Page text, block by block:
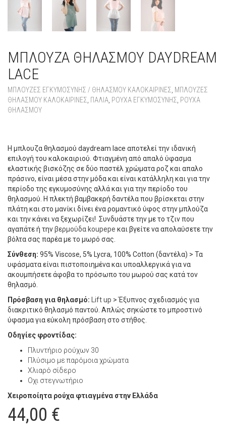
ΜΠΛΟΥΖΑ ΘΗΛΑΣΜΟΎ DAYDREAM
LACE
ΜΠΛΟΎΖΕΣ ΕΓΚΥΜΟΣΎΝΗΣ / ΘΗΛΑΣΜΟΎ ΚΑΛΟΚΑΙΡΙΝΈΣ ΜΠΛΟΎΖΕΣ
ΘΗΛΑΣΜΟΎ ΚΑΛΟΚΑΙΡΙΝΈΣ ΠΑΛΙΆ ΡΟΥΧΑ ΕΓΚΥΜΟΣΥΝΗΣ ΡΟΥΧΑ
ΘΗΛΑΣΜΟΥ
Η μπλουζα θηλασμού daydream lace αποτελεί την ιδανική
επιλογή του καλοκαιριού. Φτιαγμένη από απαλό ύφασμα
ελαστικής βισκόζης σε δύο παστέλ χρώματα ροζ και απαλο
πράσινο, είναι μέσα στην μόδα και είναι κατάλληλη και για την
περίοδο της εγκυμοσύνης αλλά και για την περίοδο του
θηλασμού. Η πλεκτή βαμβακερή δαντέλα που βρίσκεται στην
πλάτη και στο μανίκι δίνει ένα ρομαντικό ύφος στην μπλούζα
και την κάνει να ξεχωρίζει! Συνδυάστε την με το τζιν που
αγαπάτε ή τηνβερμούδα koupepe και βγείτε να απολαύσετε την
βόλτα σας παρέα με το μωρό σας.
Σύνθεση: 95% Viscose, 5% Lycra, 100% Cotton (δαντέλα) > Τα
υφάσματα είναι πιστοποιημένα και υποαλλεργικά για να
ακουμπήσετε άφοβα το πρόσωπο του μωρού σας κατά τον
θηλασμό.
Πρόσβαση για θηλασμό:
Lift up > Έξυπνος σχεδιασμός για
διακριτικό θηλασμό παντού. Απλώς σηκώστε το μπροστινό
ύφασμα για εύκολη πρόσβαση στο στήθος.
Οδηγίες φροντίδας:
Πλυντήριο ρούχων 30
Πλύσιμο με παρόμοια χρώματα
Χλιαρό σίδερο
Oχι στεγνωτήριο
Χειροποίητα ρούχα φτιαγμένα στην Ελλάδα
44,00 €